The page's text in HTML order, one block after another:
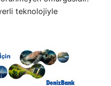
teknolojiyle